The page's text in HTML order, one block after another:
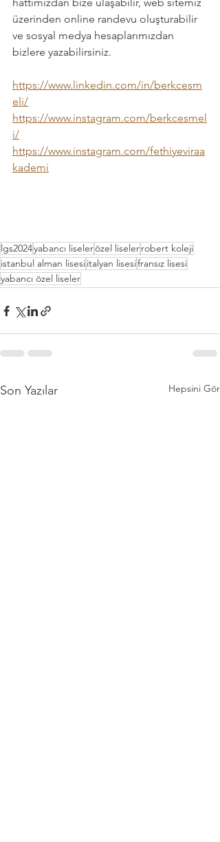
üzerinden online randevu oluşturabilir
ve sosyal medya hesaplarımızdan
bizlere yazabilirsiniz.
https://www.linkedin.com/in/berkcesm
eli/
https://www.instagram.com/berkcesmel
i/
https://www.instagram.com/fethiyeviraa
kademi
lgs2024yabancı liselerözel liselerrobert koleji
istanbul alman lisesiitalyan lisesifransız lisesi
yabancı özel liseler
Son Yazılar Hepsini Gör